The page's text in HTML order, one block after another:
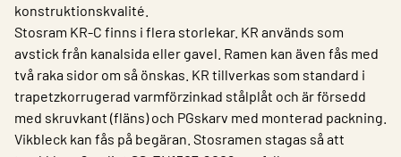
Choose languge
konstruktionskvalité.
Stosram KR-C finns i flera storlekar. KR används som
avstick från kanalsida eller gavel. Ramen kan även fås med
två raka sidor om så önskas. KR tillverkas som standard i
trapetzkorrugerad varmförzinkad stålplåt och är försedd
med skruvkant (fläns) och PGskarv med monterad packning.
Vikbleck kan fås på begäran. Stosramen stagas så att